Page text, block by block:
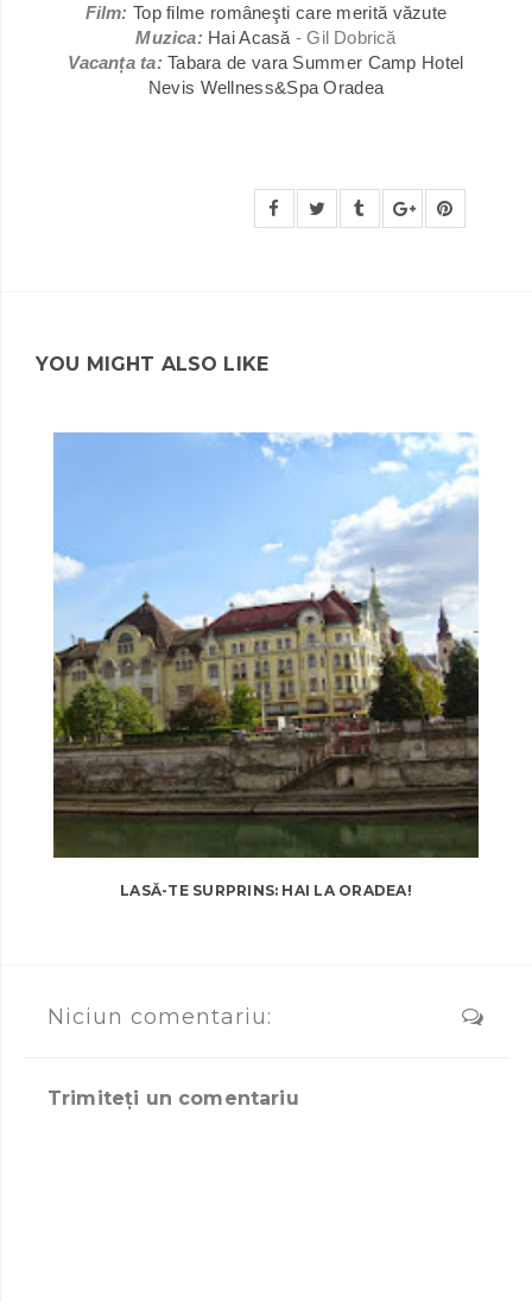
Film: Top filme româneşti care merită văzute
Muzica: Hai Acasă - Gil Dobrică
Vacanța ta: Tabara de vara Summer Camp Hotel
Nevis Wellness&Spa Oradea
YOU MIGHT ALSO LIKE
LASĂ-TE SURPRINS: HAI LA ORADEA!
Niciun comentariu:
Trimiteți un comentariu